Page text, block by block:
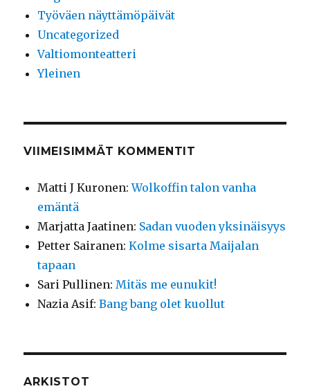
Työväen näyttämöpäivät
Uncategorized
Valtiomonteatteri
Yleinen
VIIMEISIMMÄT KOMMENTIT
Matti J Kuronen:Wolkoffin talon vanha
emäntä
Marjatta Jaatinen: Sadan vuoden yksinäisyys
Petter Sairanen:Kolme sisarta Maijalan
tapaan
Sari Pullinen: Mitäs me eunukit!
Nazia Asif:Bang bang olet kuollut
ARKISTOT